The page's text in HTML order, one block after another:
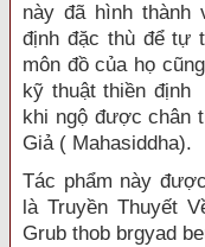
này đã hình thành
định đặc thù để tự
môn đồ của họ
kỹ thuật thiền định
khi ngộ được chân
Giả ( Mahasiddha).
Tác phẩm này
là Truyền Thuyết
Grub thob brgyad